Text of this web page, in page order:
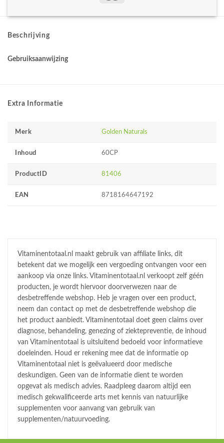
Beschrijving
Gebruiksaanwijzing
Extra Informatie
Merk Golden Naturals
Inhoud 60CP
ProductID 81406
EAN 8718164647192
Vitaminentotaal.nl maakt gebruik van affiliate links, dit
betekent dat we mogelijk een vergoeding ontvangen voor een
aankoop via onze links. Vitaminentotaal.nl verkoopt zelf géén
producten, je wordt hiervoor doorverwezen naar de
desbetreffende webshop. Heb je vragen over een product,
neem dan contact op met de desbetreffende webshop die
het product aanbiedt. Vitaminentotaal doet geen claims over
diagnose, behandeling, genezing of ziektepreventie, de inhoud
van Vitaminentotaal is uitsluitend bedoeld voor informatieve
doeleinden. Houd er rekening mee dat de informatie op
Vitaminentotaal niet is geëvalueerd door medische
deskundigen. Geen van de informatie dient te worden
opgevat als medisch advies. Raadpleeg daarom altijd een
medisch gekwalificeerde arts met kennis van natuurlijke
supplementen voor aanvang van gebruik van
supplementen/natuurvoeding.